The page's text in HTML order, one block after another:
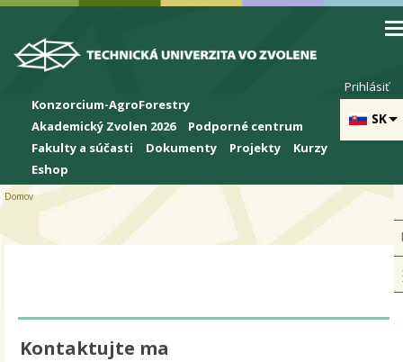
Skip to cookies
Skip to navigation
Skočiť na hlavný obsah
SK
Prihlásiť
Konzorcium-AgroForestry
Akademický Zvolen 2026
Podporné centrum
Fakulty a súčasti
Dokumenty Projekty
Kurzy
Eshop
Domov
Kontaktujte ma